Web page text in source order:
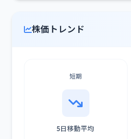
株価トレンド
短期
5日移動平均